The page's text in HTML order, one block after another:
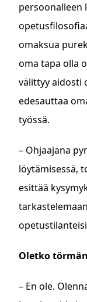
persoonalleen
omaksua
oma tapa olla
välittyy aidosti
edesauttaa
työssä.
– Ohjaajana
löytämisessä,
esittää
Oletko
– En ole.